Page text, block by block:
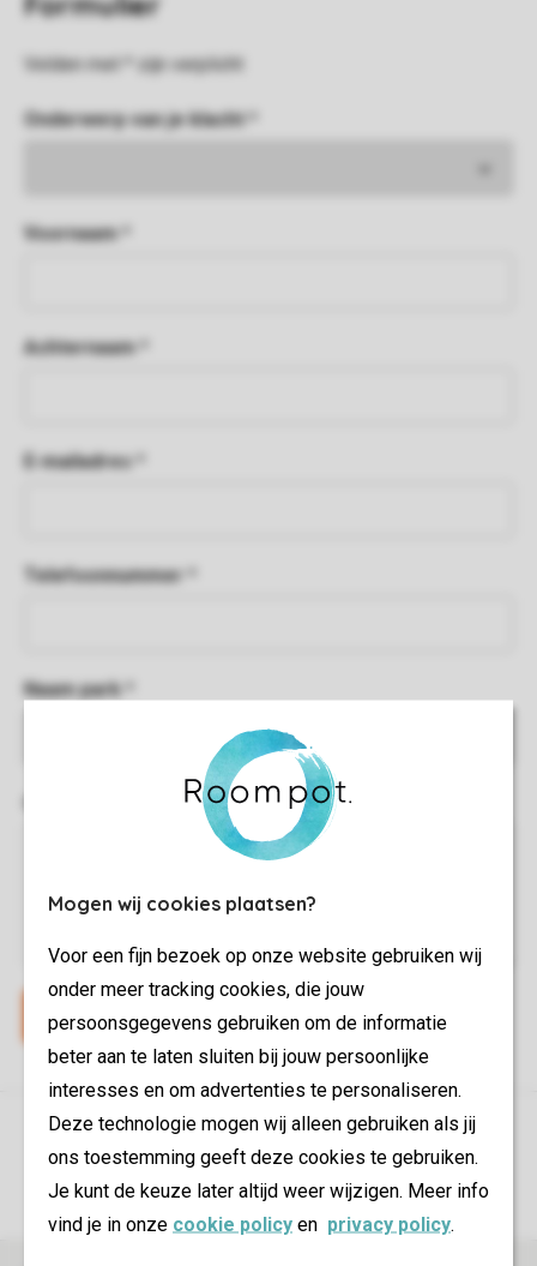
Mogen wij cookies plaatsen?
Voor een fijn bezoek op onze website gebruiken wij
onder meer tracking cookies, die jouw
persoonsgegevens gebruiken om de informatie
beter aan te laten sluiten bij jouw persoonlijke
interesses en om advertenties te personaliseren.
Deze technologie mogen wij alleen gebruiken als jij
ons toestemming geeft deze cookies te gebruiken.
Je kunt de keuze later altijd weer wijzigen. Meer info
vind je in onze cookie policy en privacy policy.
Velden met * zijn verplicht
Onderwerp van je klacht *
Voornaam *
Achternaam *
E-mailadres *
Telefoonnummer *
Naam park *
Omschrijving van je klacht *
Controle over jouw gegevens & privacy
Instellingen wijzigen